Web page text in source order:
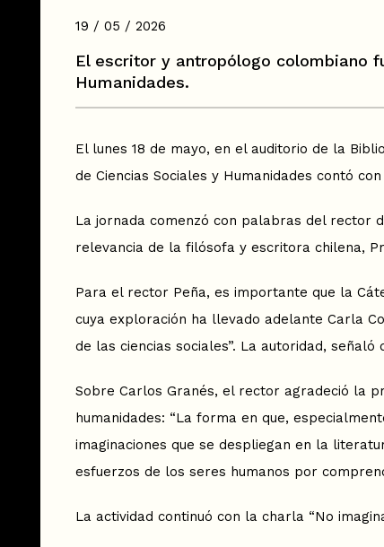
19 / 05 / 2026
El escritor y antropólogo colombiano
Humanidades.
El lunes 18 de mayo, en el auditorio de la
de Ciencias Sociales y Humanidades contó
La jornada comenzó con palabras del rector
relevancia de la filósofa y escritora chilena,
Para el rector Peña, es importante que la
cuya exploración ha llevado adelante Carla
de las ciencias sociales”. La autoridad,
Sobre Carlos Granés, el rector agradeció la
humanidades: “La forma en que,
imaginaciones que se despliegan en la
esfuerzos de los seres humanos por
La actividad continuó con la charla “No